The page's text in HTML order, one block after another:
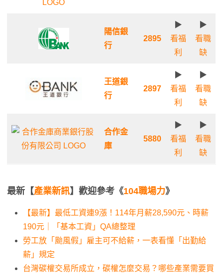
陽信銀
行
2895
▶
看福
利
▶
看職
缺
王道銀
行
2897
▶
看福
利
▶
看職
缺
合作金
庫
5880
▶
看福
利
▶
看職
缺
最新【產業新訊】歡迎參考《104職場力》
【最新】最低工資連9漲！114年月薪28,590元、時薪
190元｜「基本工資」QA總整理
勞工放「颱風假」雇主可不給薪，一表看懂「出勤給
薪」規定
台灣碳權交易所成立，碳權怎麼交易？哪些產業需要買